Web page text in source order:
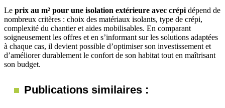
Le prix au m² pour une isolation extérieure avec crépi dépend de
nombreux critères : choix des matériaux isolants, type de crépi,
complexité du chantier et aides mobilisables. En comparant
soigneusement les offres et en s’informant sur les solutions adaptées
à chaque cas, il devient possible d’optimiser son investissement et
d’améliorer durablement le confort de son habitat tout en maîtrisant
son budget.
Publications similaires :